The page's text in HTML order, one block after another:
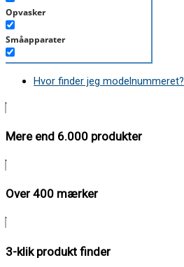
Opvasker
Småapparater
Støvsuger
Hvor finder jeg modelnummeret?
Mere end 6.000 produkter
Over 400 mærker
3-klik produkt finder